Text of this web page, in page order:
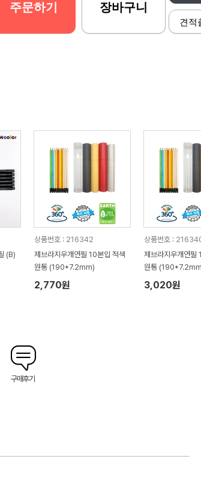
견적
주문하기 장바구니
상품번호 : 216342
제브라지우개연필 10본입 적색
원통 (190*7.2mm)
2,770원
상품번호 :
제브라지우개연필
원통
3,020원
구매후기